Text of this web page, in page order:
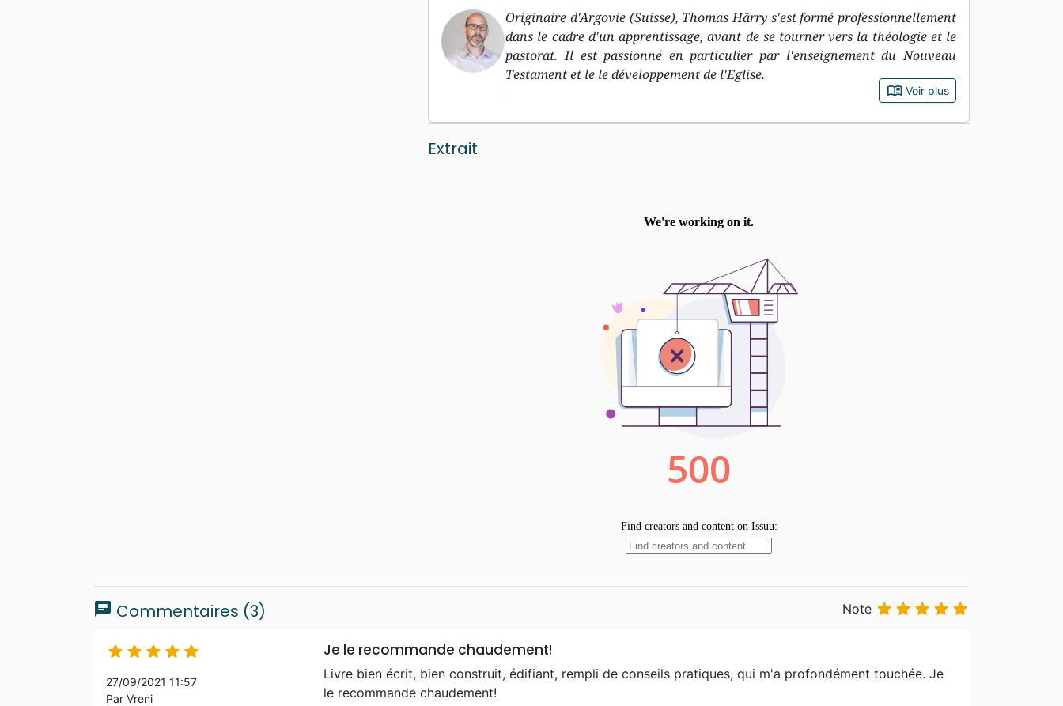
Originaire d'Argovie (Suisse), Thomas Härry s'est formé professionnellement
dans le cadre d'un apprentissage, avant de se tourner vers la théologie et le
pastorat. Il est passionné en particulier par l'enseignement du Nouveau
Testament et le le développement de l'Eglise.
book_open Voir plus
Extrait
chat Commentaires (3) Note     
    
27/09/2021 11:57
Par Vreni
Je le recommande chaudement!
Livre bien écrit, bien construit, édifiant, rempli de conseils pratiques, qui m'a profondément touchée. Je
le recommande chaudement!